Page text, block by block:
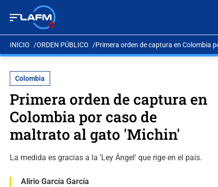
INICIO ORDEN PÚBLICO Primera orden de captura en Colombia
Colombia
Primera orden de captura en
Colombia por caso de
maltrato al gato 'Michin'
La medida es gracias a la 'Ley Ángel' que rige en el país.
Alirio García García